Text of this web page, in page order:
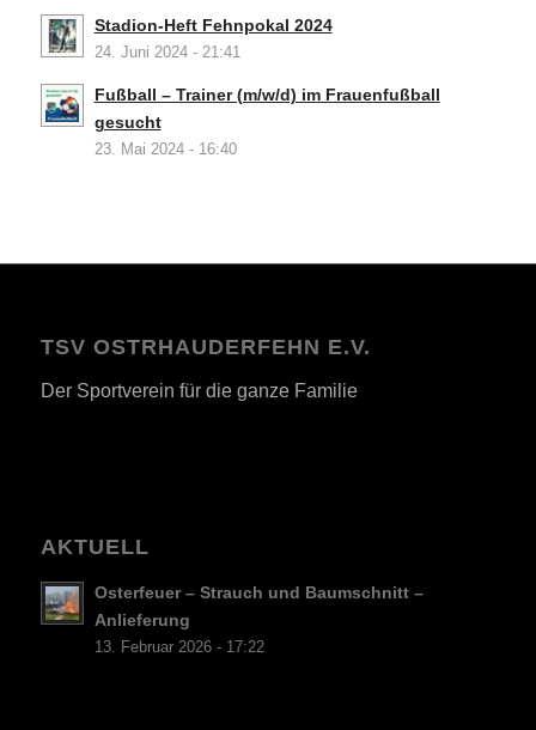
Stadion-Heft Fehnpokal 2024
24. Juni 2024 - 21:41
Fußball – Trainer (m/w/d) im Frauenfußball
gesucht
23. Mai 2024 - 16:40
TSV OSTRHAUDERFEHN E.V.
Der Sportverein für die ganze Familie
AKTUELL
Osterfeuer – Strauch und Baumschnitt –
Anlieferung
13. Februar 2026 - 17:22